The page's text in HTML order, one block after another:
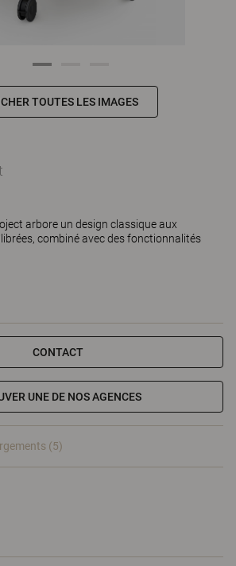
TOUTES LES IMAGES
arbore un design classique aux
combiné avec des fonctionnalités
CONTACT
UNE DE NOS AGENCES
(5)